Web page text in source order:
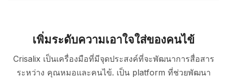
เพิ่มระดับความเอาใจใส่ของคนไข้
Crisalix เป็นเครื่องมือที่มีจุดประสงค์ที่จะพัฒนาการสื่อสาร
ระหว่าง คุณหมอและคนไข้. เป็น platform ที่ช่วยพัฒนา